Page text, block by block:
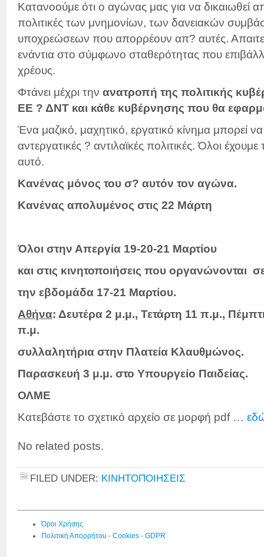
Κατανοούμε ότι ο αγώνας μας για να δικαιωθεί
πολιτικές των μνημονίων, των δανειακών
υποχρεώσεων που απορρέουν απ? αυτές.
ενάντια στο σύμφωνο σταθερότητας που
χρέους.
Φτάνει μέχρι την ανατροπή της πολιτικής
ΕΕ ? ΔΝΤ και κάθε κυβέρνησης που θα
Ένα μαζικό, μαχητικό, εργατικό κίνημα μπορεί
αντεργατικές ? αντιλαϊκές πολιτικές. Όλοι
αυτό.
Κανένας μόνος του σ? αυτόν τον αγώνα.
Κανένας απολυμένος στις 22 Μάρτη
Όλοι στην Απεργία 19-20-21 Μαρτίου
και στις κινητοποιήσεις που οργανώνονται
την εβδομάδα 17-21 Μαρτίου.
Αθήνα: Δευτέρα 2 μ.μ., Τετάρτη 11 π.μ.,
π.μ.
συλλαλητήρια στην Πλατεία Κλαυθμώνος.
Παρασκευή 3 μ.μ. στο Υπουργείο Παιδείας.
ΟΛΜΕ
Κατεβάστε το σχετικό αρχείο σε μορφή pdf …
No related posts.
FILED UNDER: ΚΙΝΗΤΟΠΟΙΗΣΕΙΣ
Όροι Χρήσης
Πολιτική Απορρήτου - Cookies - GDPR